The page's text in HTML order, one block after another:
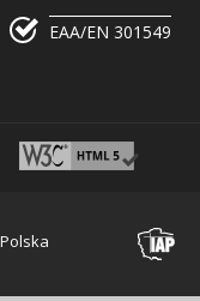
EAA/EN 301549